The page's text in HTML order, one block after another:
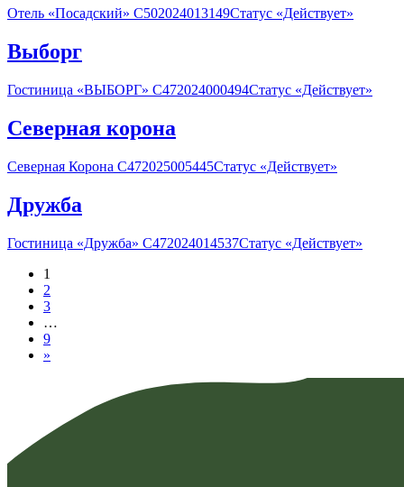
Отель «Посадский» С502024013149Статус «Действует»
Выборг
Гостиница «ВЫБОРГ» С472024000494Статус «Действует»
Северная корона
Северная Корона С472025005445Статус «Действует»
Дружба
Гостиница «Дружба» С472024014537Статус «Действует»
1
2
3
…
9
»